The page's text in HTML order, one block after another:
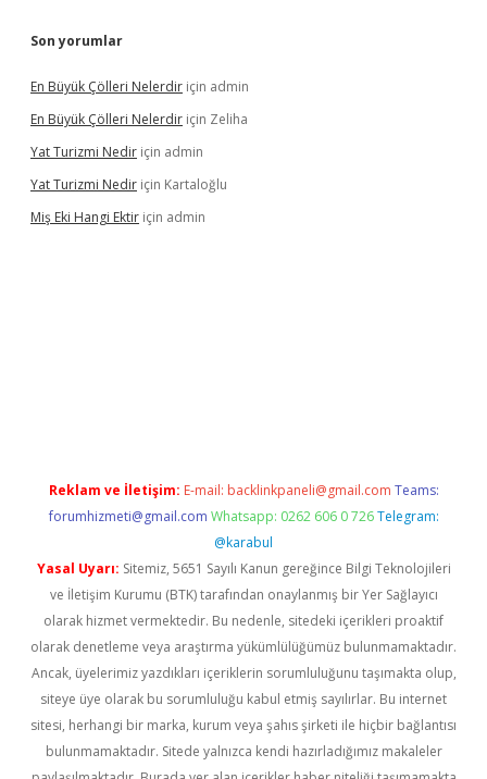
Son yorumlar
En Büyük Çölleri Nelerdir için admin
En Büyük Çölleri Nelerdir için Zeliha
Yat Turizmi Nedir için admin
Yat Turizmi Nedir için Kartaloğlu
Miş Eki Hangi Ektir için admin
Reklam ve İletişim: E-mail: backlinkpaneli@gmail.com Teams:
forumhizmeti@gmail.com Whatsapp: 0262 606 0 726 Telegram:
@karabul
Yasal Uyarı: Sitemiz, 5651 Sayılı Kanun gereğince Bilgi Teknolojileri
ve İletişim Kurumu (BTK) tarafından onaylanmış bir Yer Sağlayıcı
olarak hizmet vermektedir. Bu nedenle, sitedeki içerikleri proaktif
olarak denetleme veya araştırma yükümlülüğümüz bulunmamaktadır.
Ancak, üyelerimiz yazdıkları içeriklerin sorumluluğunu taşımakta olup,
siteye üye olarak bu sorumluluğu kabul etmiş sayılırlar. Bu internet
sitesi, herhangi bir marka, kurum veya şahıs şirketi ile hiçbir bağlantısı
bulunmamaktadır. Sitede yalnızca kendi hazırladığımız makaleler